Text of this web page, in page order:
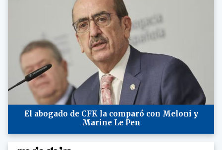
El abogado de CFK la comparó con Meloni y
Marine Le Pen